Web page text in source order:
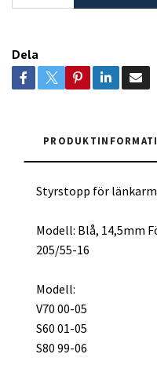
Dela
Styrstopp för länkarm
Modell: Blå, 14,5mm
205/55-16
Modell:
V70 00-05
S60 01-05
S80 99-06